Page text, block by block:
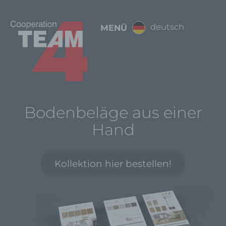
MENÜ deutsch
Bodenbeläge aus einer
Hand
Kollektion hier bestellen!
Stella weiss 1031300
Alaska hellgrau-perla